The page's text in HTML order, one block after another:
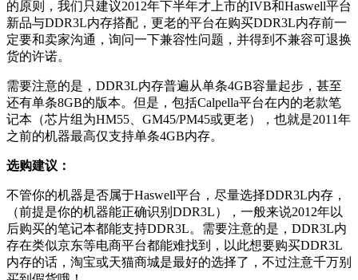
的原则，我们只建议2012年下半年才上市的IVB和Haswell平台
新品与DDR3L内存搭配，更老的平台在购买DDR3L内存前一
定要和卖家沟通，询问一下兼容性问题，并得到不兼容可退换
货的许诺。
需要注意的是，DDR3L内存普遍从单条4GB容量起步，甚至
还有单条8GB的版本。但是，包括Calpella平台在内的老款笔
记本（芯片组为HM55、GM45/PM45或更老），也就是2011年
之前的机器最高仅支持单条4GB内存。
选购建议：
不管你的机器是否属于Haswell平台，尽量选择DDR3L内存，
（前提是你的机器能正确识别DDR3L），一般来说2012年以
后购买的笔记本都能支持DDR3L。需要注意的是，DDR3L内
存在类似京东等电商平台都能难找到，以此想要购买DDR3L
内存的话，淘宝或天猫商城是最好的选择了，不过注意千万别